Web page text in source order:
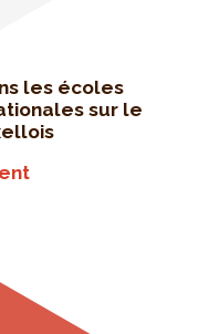
les écoles
sur le